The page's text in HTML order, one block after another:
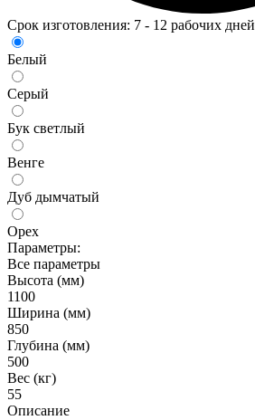
Срок изготовления: 7 - 12 рабочих дней
Белый
Серый
Бук светлый
Венге
Дуб дымчатый
Орех
Параметры:
Все параметры
Высота (мм)
1100
Ширина (мм)
850
Глубина (мм)
500
Вес (кг)
55
Описание